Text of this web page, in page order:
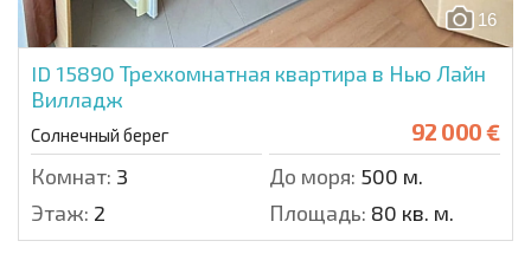
16
ID 15890 Трехкомнатная квартира в Нью Лайн
Вилладж
Солнечный берег 92 000 €
Комнат: 3 До моря: 500 м.
Этаж: 2 Площадь: 80 кв. м.